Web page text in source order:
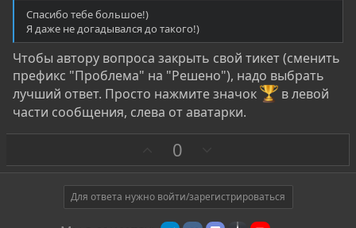
Спасибо тебе большое!)
Я даже не догадывался до такого!)
Чтобы автору вопроса закрыть свой тикет (сменить
префикс "Проблема" на "Решено"), надо выбрать
лучший ответ. Просто нажмите значок
в левой
части сообщения, слева от аватарки.
а
0
р
о
т
и
Для ответа нужно войти/зарегистрироваться